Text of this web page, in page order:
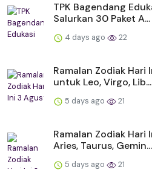
TPK Bagendang
Salurkan 30 Paket A...
4 days ago 22
Ramalan Zodiak
untuk Leo, Virgo, Lib...
5 days ago 21
Ramalan Zodiak
Aries, Taurus, Gemin...
5 days ago 21